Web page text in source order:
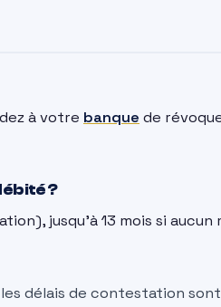
à votre banque de
?
jusqu’à 13 mois si aucun
délais de contestation